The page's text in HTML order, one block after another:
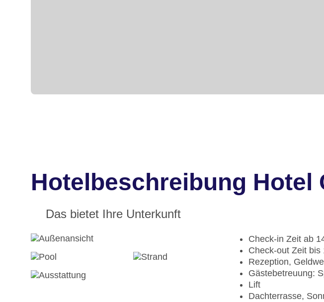
Hotelbeschreibung Hotel
Das bietet Ihre Unterkunft
Check-in Zeit ab
Check-out Zeit bis
Rezeption,
Gästebetreuung:
Lift
Dachterrasse,